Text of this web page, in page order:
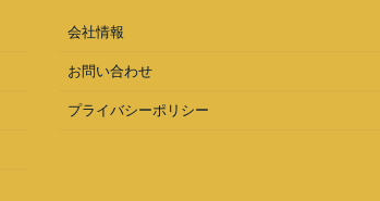
会社情報
お問い合わせ
プライバシーポリシー